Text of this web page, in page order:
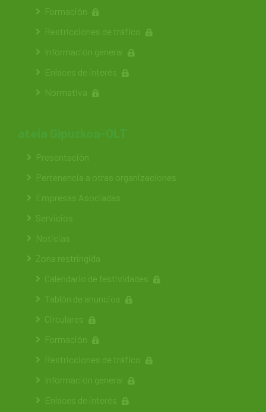
Formación
Restricciones de tráfico
Información general
Enlaces de interés
Normativa
Presentación
Pertenencia a otras organizaciones
Empresas Asociadas
Servicios
Noticias
Zona restringida
Calendario de festividades
Tablón de anuncios
Circulares
Formación
Restricciones de tráfico
Información general
Enlaces de interés